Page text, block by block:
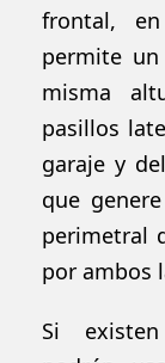
frontal,
permite
misma
pasillos
garaje y
que
perimetral
por ambos
Si